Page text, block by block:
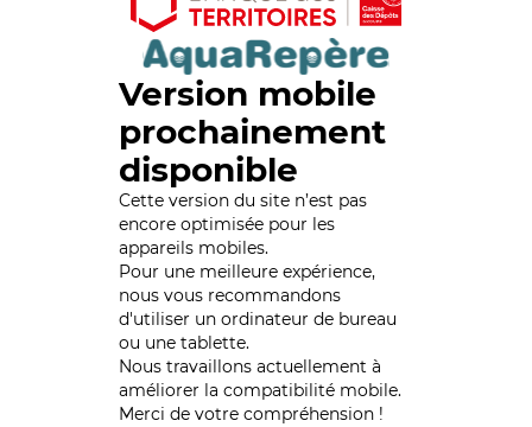
Version mobile
prochainement
disponible
Cette version du site n’est pas
encore optimisée pour les
appareils mobiles.
Pour une meilleure expérience,
nous vous recommandons
d'utiliser un ordinateur de bureau
ou une tablette.
Nous travaillons actuellement à
améliorer la compatibilité mobile.
Merci de votre compréhension !